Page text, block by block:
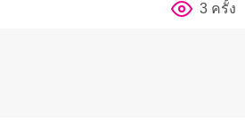
3 ครั้ง